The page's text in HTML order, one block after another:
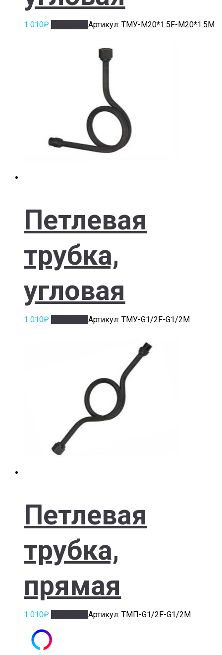
1 010₽ Артикул: ТМУ-M20*1.5F-M20*1.5М
Петлевая
трубка,
угловая
1 010₽ Артикул: ТМУ-G1/2F-G1/2M
Петлевая
трубка,
прямая
1 010₽ Артикул: ТМП-G1/2F-G1/2M